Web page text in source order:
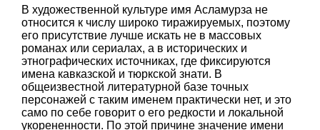
В художественной культуре имя Асламурза не
относится к числу широко тиражируемых, поэтому
его присутствие лучше искать не в массовых
романах или сериалах, а в исторических и
этнографических источниках, где фиксируются
имена кавказской и тюркской знати. В
общеизвестной литературной базе точных
персонажей с таким именем практически нет, и это
само по себе говорит о его редкости и локальной
укорененности. По этой причине значение имени